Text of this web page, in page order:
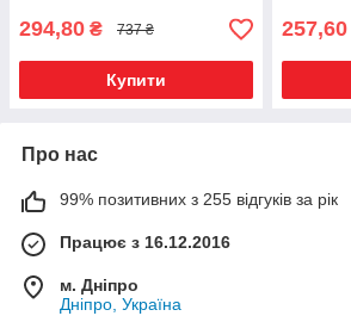
294,80 ₴ 737 ₴
Купити
257,60
Про нас
99% позитивних з 255 відгуків за рік
Працює з 16.12.2016
м. Дніпро
Дніпро, Україна